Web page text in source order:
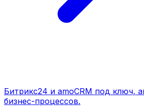
Битрикс24 и amoCRM под ключ,
бизнес-процессов.